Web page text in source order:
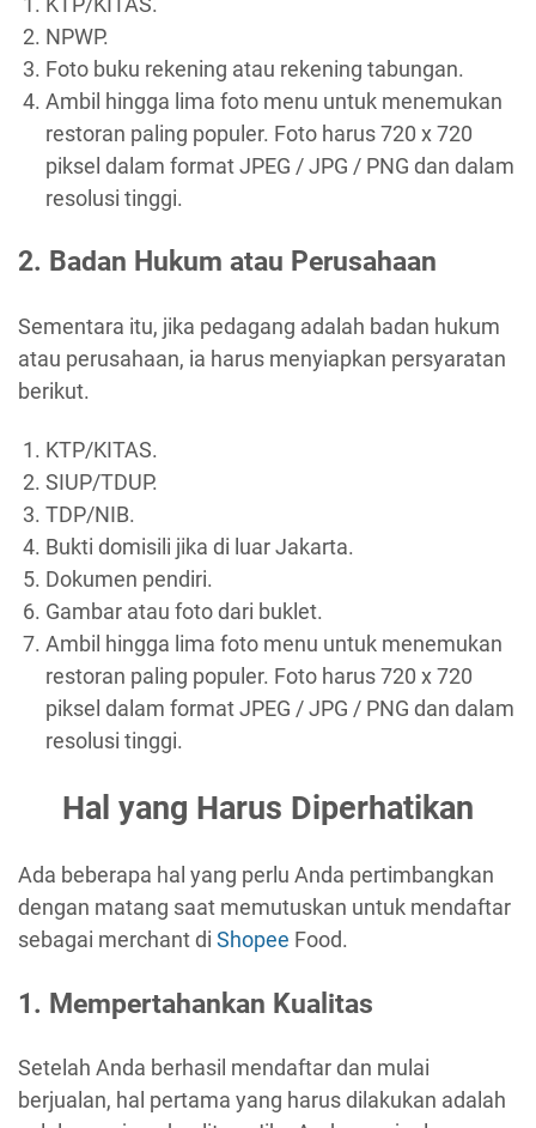
NPWP.
Foto buku rekening atau rekening tabungan.
Ambil hingga lima foto menu untuk menemukan
restoran paling populer. Foto harus 720 x 720
piksel dalam format JPEG / JPG / PNG dan dalam
resolusi tinggi.
2. Badan Hukum atau Perusahaan
Sementara itu, jika pedagang adalah badan hukum
atau perusahaan, ia harus menyiapkan persyaratan
berikut.
KTP/KITAS.
SIUP/TDUP.
TDP/NIB.
Bukti domisili jika di luar Jakarta.
Dokumen pendiri.
Gambar atau foto dari buklet.
Ambil hingga lima foto menu untuk menemukan
restoran paling populer. Foto harus 720 x 720
piksel dalam format JPEG / JPG / PNG dan dalam
resolusi tinggi.
Hal yang Harus Diperhatikan
Ada beberapa hal yang perlu Anda pertimbangkan
dengan matang saat memutuskan untuk mendaftar
sebagai merchant di Shopee Food.
1. Mempertahankan Kualitas
Setelah Anda berhasil mendaftar dan mulai
berjualan, hal pertama yang harus dilakukan adalah